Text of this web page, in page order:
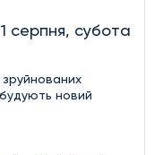
1 серпня, субота
зруйнованих
новий